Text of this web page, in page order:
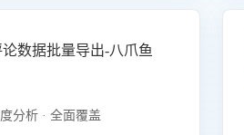
数据批量导出-八爪鱼
分析 · 全面覆盖